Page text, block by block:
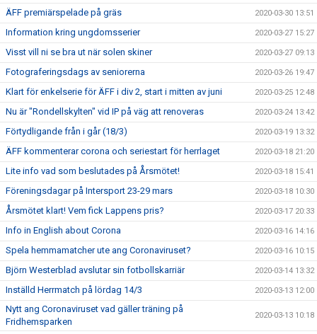
ÄFF premiärspelade på gräs 2020-03-30 13:51
Information kring ungdomsserier 2020-03-27 15:27
Visst vill ni se bra ut när solen skiner 2020-03-27 09:13
Fotograferingsdags av seniorerna 2020-03-26 19:47
Klart för enkelserie för ÄFF i div 2, start i mitten av juni 2020-03-25 12:48
Nu är "Rondellskylten" vid IP på väg att renoveras 2020-03-24 13:42
Förtydligande från i går (18/3) 2020-03-19 13:32
ÄFF kommenterar corona och seriestart för herrlaget 2020-03-18 21:20
Lite info vad som beslutades på Årsmötet! 2020-03-18 15:41
Föreningsdagar på Intersport 23-29 mars 2020-03-18 10:30
Årsmötet klart! Vem fick Lappens pris? 2020-03-17 20:33
Info in English about Corona 2020-03-16 14:16
Spela hemmamatcher ute ang Coronaviruset? 2020-03-16 10:15
Björn Westerblad avslutar sin fotbollskarriär 2020-03-14 13:32
Inställd Herrmatch på lördag 14/3 2020-03-13 12:00
Nytt ang Coronaviruset vad gäller träning på
Fridhemsparken
2020-03-13 10:18